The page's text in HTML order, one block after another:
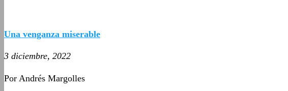
Una venganza miserable
3 diciembre, 2022
Por Andrés Margolles